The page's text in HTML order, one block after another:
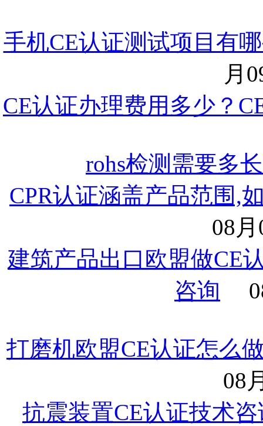
手机CE认证测试项目有
月
CE认证办理费用多少？
rohs检测需要多
CPR认证涵盖产品范围,
08
建筑产品出口欧盟做CE
咨询
打磨机欧盟CE认证怎么
08
抗震装置CE认证技术